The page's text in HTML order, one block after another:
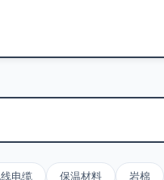
电缆 保温材料 岩棉